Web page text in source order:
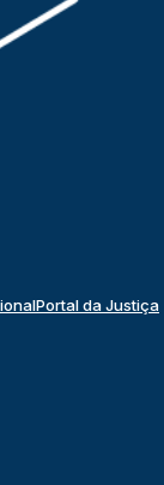
Portal da Justiça